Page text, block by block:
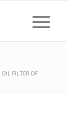
FILTER DF